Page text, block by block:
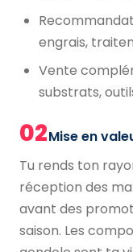
engrais,
Vente
substrats,
02Mise en
Tu rends ton
réception des
avant des
saison. Les